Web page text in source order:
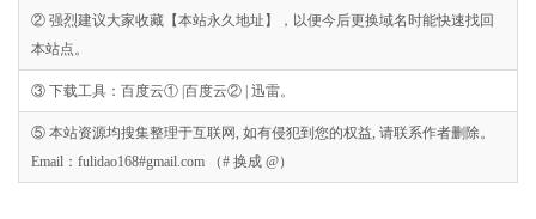
② 强烈建议大家收藏【本站永久地址】，以便今后更换域名时能快速找回
本站点。
③ 下载工具：百度云① |百度云② | 迅雷。
⑤ 本站资源均搜集整理于互联网, 如有侵犯到您的权益, 请联系作者删除。
Email：fulidao168#gmail.com （# 换成 @）